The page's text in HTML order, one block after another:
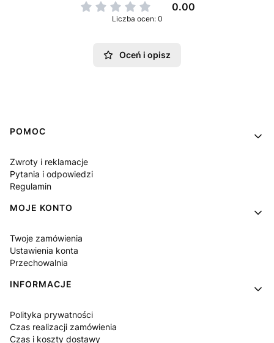
0.00
Liczba ocen: 0
Oceń i opisz
Linki w stopce
POMOC
Zwroty i reklamacje
Pytania i odpowiedzi
Regulamin
MOJE KONTO
Twoje zamówienia
Ustawienia konta
Przechowalnia
INFORMACJE
Polityka prywatności
Czas realizacji zamówienia
Czas i koszty dostawy